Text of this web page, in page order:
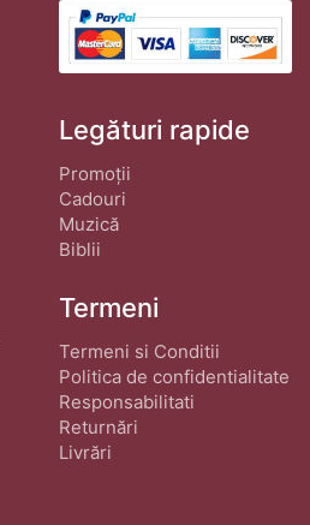
Legături rapide
Promoții
Cadouri
Muzică
Biblii
Termeni
Termeni si Conditii
Politica de confidentialitate
Responsabilitati
Returnări
Livrări